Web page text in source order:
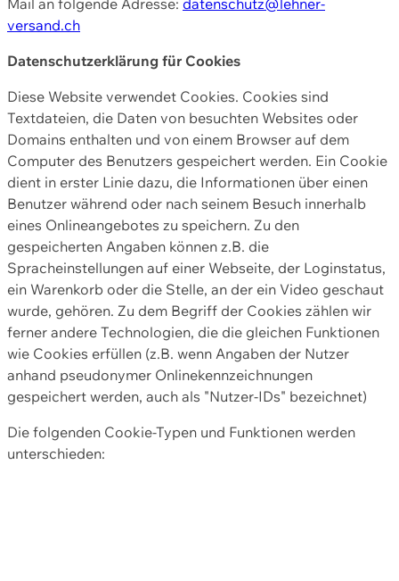
versand.ch
Datenschutzerklärung für Cookies
Diese Website verwendet Cookies. Cookies sind
Textdateien, die Daten von besuchten Websites oder
Domains enthalten und von einem Browser auf dem
Computer des Benutzers gespeichert werden. Ein Cookie
dient in erster Linie dazu, die Informationen über einen
Benutzer während oder nach seinem Besuch innerhalb
eines Onlineangebotes zu speichern. Zu den
gespeicherten Angaben können z.B. die
Spracheinstellungen auf einer Webseite, der Loginstatus,
ein Warenkorb oder die Stelle, an der ein Video geschaut
wurde, gehören. Zu dem Begriff der Cookies zählen wir
ferner andere Technologien, die die gleichen Funktionen
wie Cookies erfüllen (z.B. wenn Angaben der Nutzer
anhand pseudonymer Onlinekennzeichnungen
gespeichert werden, auch als "Nutzer-IDs" bezeichnet)
Die folgenden Cookie-Typen und Funktionen werden
unterschieden: